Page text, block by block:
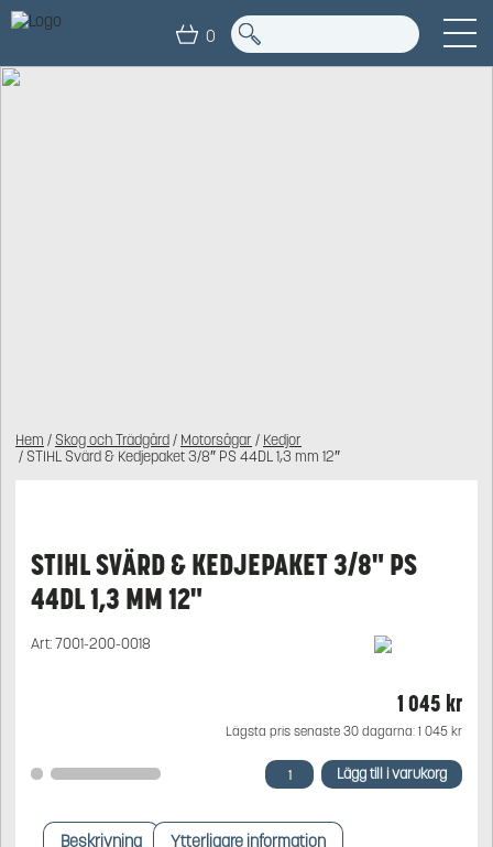
0
Hem / Skog och Trädgård/ Motorsågar / Kedjor
/ STIHL Svärd & Kedjepaket 3/8″ PS 44DL 1,3 mm 12″
STIHL SVÄRD & KEDJEPAKET 3/8" PS
44DL 1,3 MM 12"
Art:7001-200-0018
1 045 kr
Lägsta pris senaste 30 dagarna: 1 045 kr
STIHL
Svärd
Kedjepaket
Lägg till i varukorg
Beskrivning Ytterligare information